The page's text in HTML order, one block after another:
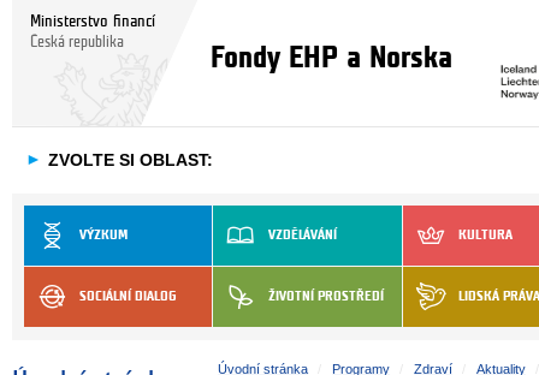
Ministerstvo financí
Česká republika
Fondy EHP a Norska
► ZVOLTE SI OBLAST:
VÝZKUM VZDĚLÁVÁNÍ KULTURA
SOCIÁLNÍ DIALOG ŽIVOTNÍ PROSTŘEDÍ LIDSKÁ PRÁVA
Úvodní stránka Programy Zdraví Aktuality